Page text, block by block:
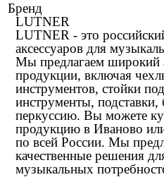
Бренд
LUTNER
LUTNER - это
аксессуаров для
Мы предлагаем широкий
продукции, включая
инструментов, стойки
инструменты, подставки,
перкуссию. Вы можете
продукцию в Иваново или
по всей России. Мы
качественные решения
музыкальных